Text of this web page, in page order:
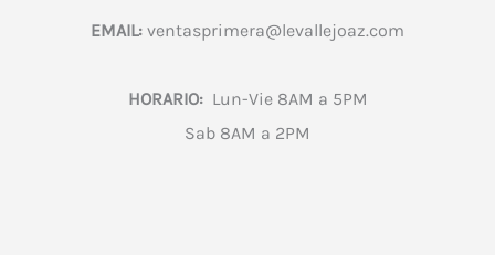
EMAIL: ventasprimera@levallejoaz.com
HORARIO:Lun-Vie 8AM a 5PM
Sab 8AM a 2PM